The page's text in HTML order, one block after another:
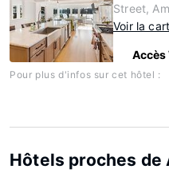
Street,
Voir la
Pour plus d'infos sur cet hôtel :
Hôtels proches de